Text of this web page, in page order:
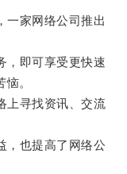
家网络公司推出
即可享受更快速
。
寻找资讯、交流
也提高了网络公